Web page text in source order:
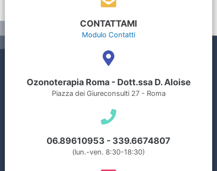
CONTATTAMI
Modulo Contatti
Ozonoterapia Roma - Dott.ssa D. Aloise
Piazza dei Giureconsulti 27 - Roma
06.89610953 - 339.6674807
(lun.-ven. 8:30-18:30)